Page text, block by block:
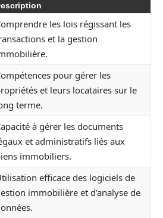
les lois régissant les
et la gestion
pour gérer les
et leurs locataires sur le
terme.
à gérer les documents
et administratifs liés aux
immobiliers.
efficace des logiciels de
immobilière et d’analyse de